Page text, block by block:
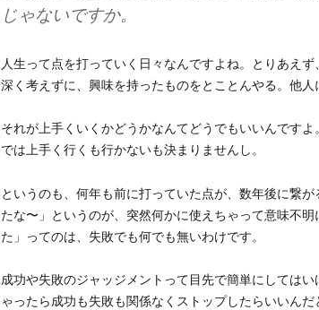
じゃないですか。
人生って点を打っていく日々なんですよね。とりあえ
深く考えずに、興味を持ったものをとことんやる。他
それが上手くいくかどうかなんてどうでもいいんです
では上手く行くも行かないも決まりませんし。
というのも、何年も前に打っていた点が、数年後に繋
たな〜」というのが、突然何かに使えちゃって意味不
た」ってのは、失敗でも何でも無いわけです。
成功や失敗のジャッジメントって目先で簡単にしては
ゃったら成功も失敗も関係なくストップしたらいいんだ